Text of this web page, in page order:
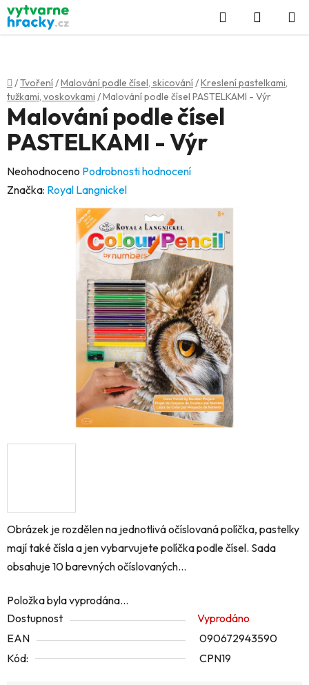
Přejít
na
obsah
Hledat
KOŠÍK
Domů
/Tvoření/Malování podle čísel, skicování/Kreslení pastelkami,
tužkami, voskovkami /Malování podle čísel PASTELKAMI - Výr
Obrázek je rozdělen na jednotlivá očíslovaná políčka, pastelky
mají také čísla a jen vybarvujete políčka podle čísel. Sada
obsahuje 10 barevných očíslovaných...
Položka byla vyprodána…
Dostupnost
Vyprodáno
EAN
090672943590
Kód:
CPN19
Malování podle čísel
PASTELKAMI - Výr
Průměrné
hodnocení
Neohodnoceno Podrobnosti hodnocení
Značka: Royal Langnickel